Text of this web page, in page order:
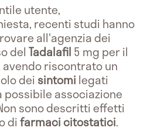
utente,
recenti studi hanno
all'agenzia dei
del Tadalafil 5 mg per il
avendo riscontrato un
dei sintomi legati
possibile associazione
sono descritti effetti
difarmaci citostatici.